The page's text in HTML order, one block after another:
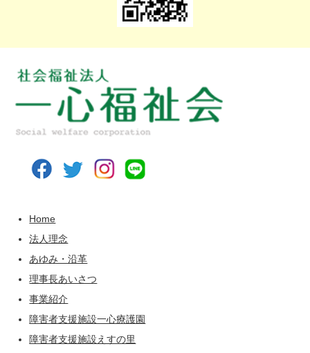
Home
法人理念
あゆみ・沿革
理事長あいさつ
事業紹介
障害者支援施設一心療護園
障害者支援施設えすの里